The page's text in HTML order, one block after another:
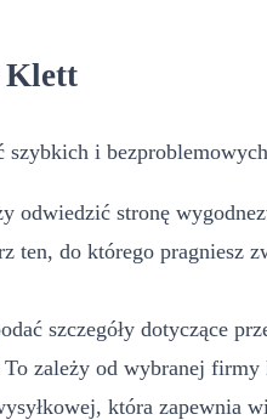
Klett
i
odwiedzić stronę
ten, do którego
szczegóły dotyczące
zależy od wybranej
która zapewnia